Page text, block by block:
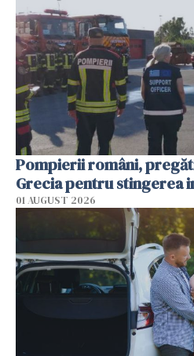
Pompierii români,
Grecia pentru stingerea
01 AUGUST 2026